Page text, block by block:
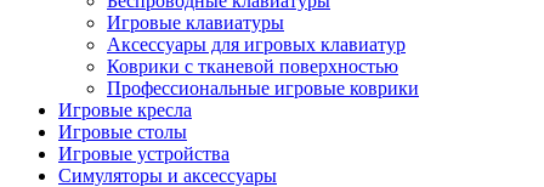
Игровые клавиатуры
Аксессуары для игровых клавиатур
Коврики с тканевой поверхностью
Профессиональные игровые коврики
Игровые кресла
Игровые столы
Игровые устройства
Симуляторы и аксессуары